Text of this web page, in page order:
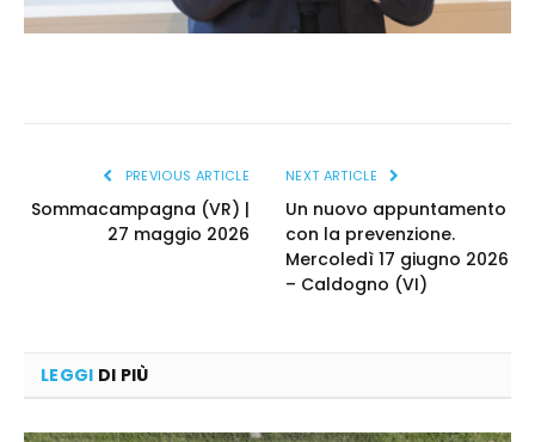
PREVIOUS ARTICLE
Sommacampagna (VR) |
27 maggio 2026
NEXT ARTICLE
Un nuovo appuntamento
con la prevenzione.
Mercoledì 17 giugno 2026
– Caldogno (VI)
LEGGI DI PIÙ